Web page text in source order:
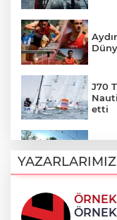
J70
etti
koştu
YAZARLARIMIZ